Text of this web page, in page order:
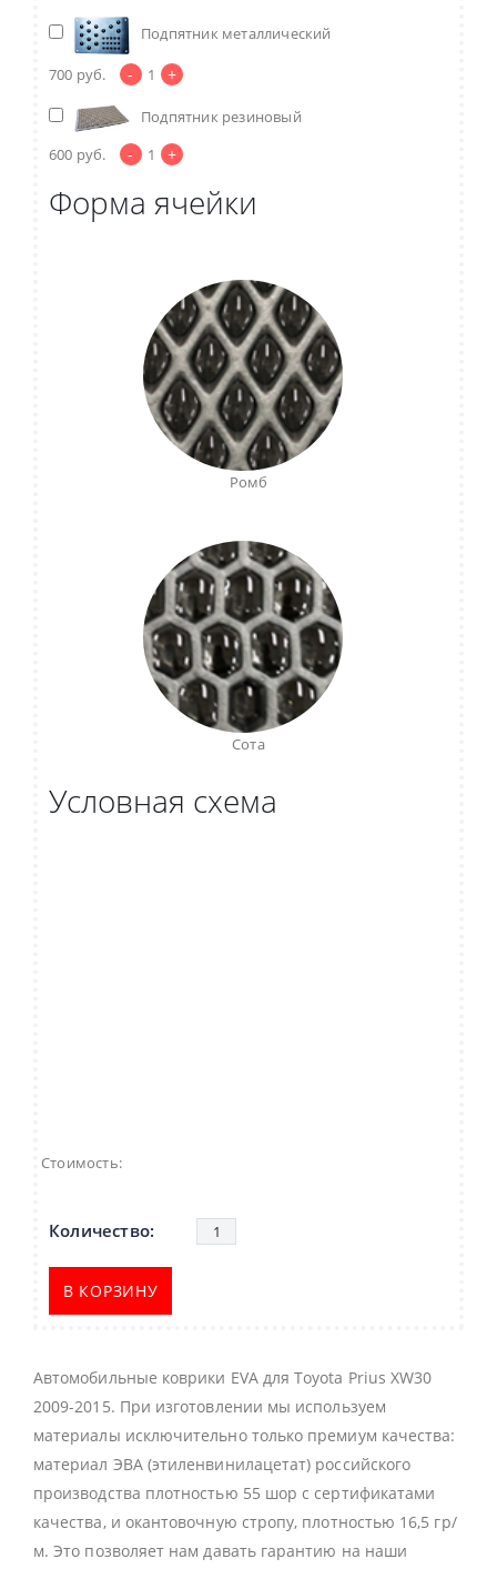
Подпятник металлический
700 руб. - 1 +
Подпятник резиновый
600 руб. - 1 +
Форма ячейки
Ромб
Сота
Условная схема
Стоимость:
В КОРЗИНУ
Автомобильные коврики EVA для Toyota Prius XW30
2009-2015. При изготовлении мы используем
материалы исключительно только премиум качества:
материал ЭВА (этиленвинилацетат) российского
производства плотностью 55 шор с сертификатами
качества, и окантовочную стропу, плотностью 16,5 гр/
м. Это позволяет нам давать гарантию на наши